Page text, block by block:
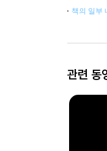
책의 일부
관련 동